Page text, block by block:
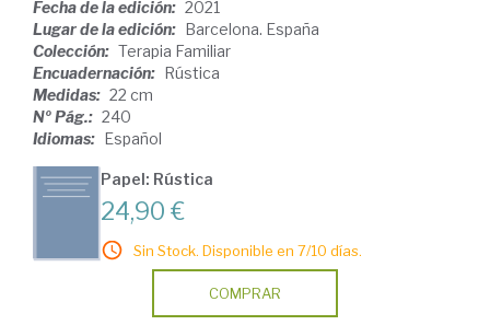
Fecha de la edición: 2021
Lugar de la edición: Barcelona. España
Colección: Terapia Familiar
Encuadernación: Rústica
Medidas: 22 cm
Nº Pág.: 240
Idiomas: Español
Papel: Rústica
24,90 €
Sin Stock. Disponible en 7/10 días.
COMPRAR